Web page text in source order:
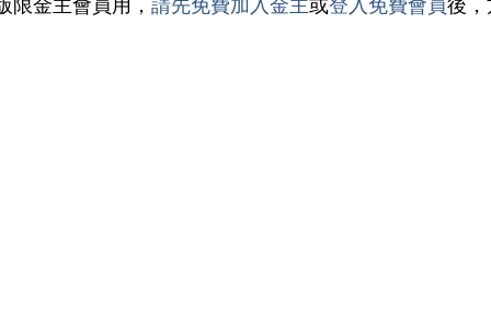
限金主會員用， 請先免費加入金主或登入免費會員後，